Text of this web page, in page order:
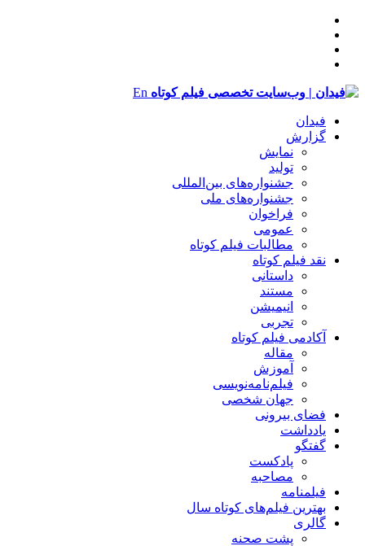
En
فیدان
گزارش
نمایش
تولید
‌‌جشنواره‌های بین‌المللی
جشنواره‌های ملی
فراخوان
عمومی
مطالبات فیلم کوتاه
نقد فیلم کوتاه
داستانی
مستند
انیمیشن
تجربی
آکادمی فیلم کوتاه
مقاله
آموزش
فیلم‌نامه‌نویسی
جهان شخصی
فضای بیرونی
یادداشت
گفتگو
پادکست
مصاحبه
فیلمنامه
بهترین فیلم‌های کوتاه سال
گالری
پشت صحنه